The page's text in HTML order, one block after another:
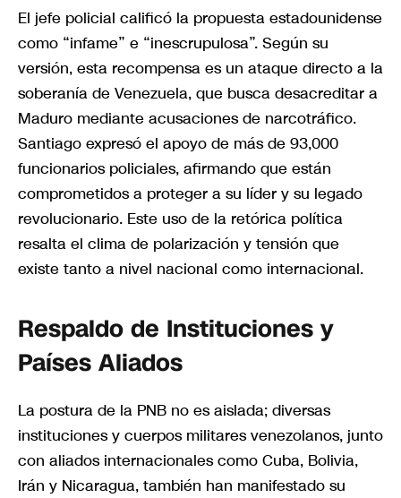
El jefe policial calificó la propuesta estadounidense
como “infame” e “inescrupulosa”. Según su
versión, esta recompensa es un ataque directo a la
soberanía de Venezuela, que busca desacreditar a
Maduro mediante acusaciones de narcotráfico.
Santiago expresó el apoyo de más de 93,000
funcionarios policiales, afirmando que están
comprometidos a proteger a su líder y su legado
revolucionario. Este uso de la retórica política
resalta el clima de polarización y tensión que
existe tanto a nivel nacional como internacional.
Respaldo de Instituciones y
Países Aliados
La postura de la PNB no es aislada; diversas
instituciones y cuerpos militares venezolanos, junto
con aliados internacionales como Cuba, Bolivia,
Irán y Nicaragua, también han manifestado su